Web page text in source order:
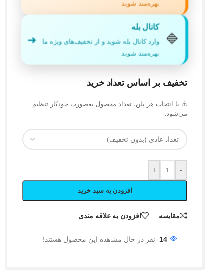
بهره‌مند شوید
🔷
کانال بله
وارد کانال بله شوید و از تخفیف‌های ویژه ما
بهره‌مند شوید
➜
تخفیف بر اساس تعداد خرید
⚠️ با انتخاب هر پلن، تعداد محصول به‌صورت خودکار تنظیم
می‌شود.
-
+
افزودن به سبد خرید
مقایسه افزودن به علاقه مندی
14 نفر در حال مشاهده این محصول هستند!